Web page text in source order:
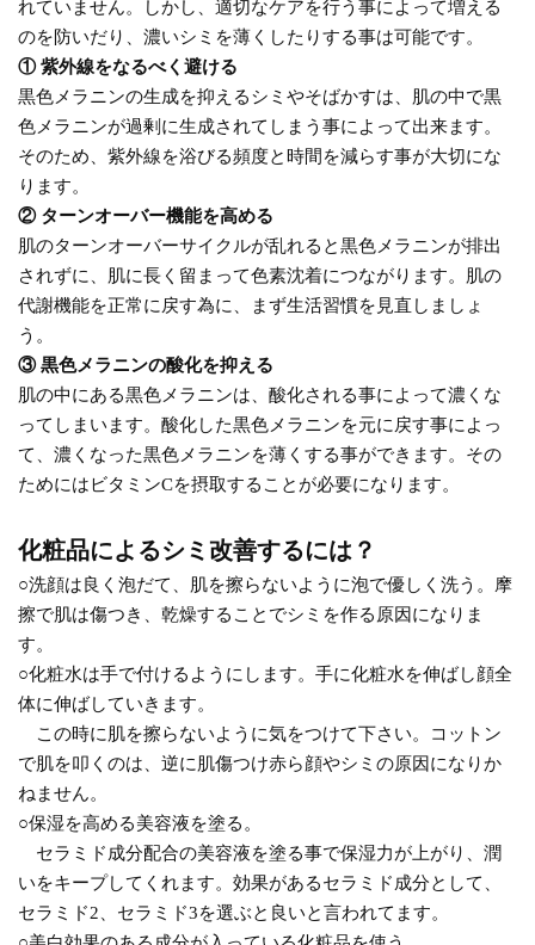
れていません。しかし、適切なケアを行う事によって増える
のを防いだり、濃いシミを薄くしたりする事は可能です。
① 紫外線をなるべく避ける
黒色メラニンの生成を抑えるシミやそばかすは、肌の中で黒
色メラニンが過剰に生成されてしまう事によって出来ます。
そのため、紫外線を浴びる頻度と時間を減らす事が大切にな
ります。
② ターンオーバー機能を高める
肌のターンオーバーサイクルが乱れると黒色メラニンが排出
されずに、肌に長く留まって色素沈着につながります。肌の
代謝機能を正常に戻す為に、まず生活習慣を見直しましょ
う。
③ 黒色メラニンの酸化を抑える
肌の中にある黒色メラニンは、酸化される事によって濃くな
ってしまいます。酸化した黒色メラニンを元に戻す事によっ
て、濃くなった黒色メラニンを薄くする事ができます。その
ためにはビタミンCを摂取することが必要になります。
化粧品によるシミ改善するには？
○洗顔は良く泡だて、肌を擦らないように泡で優しく洗う。摩
擦で肌は傷つき、乾燥することでシミを作る原因になりま
す。
○化粧水は手で付けるようにします。手に化粧水を伸ばし顔全
体に伸ばしていきます。
この時に肌を擦らないように気をつけて下さい。コットン
で肌を叩くのは、逆に肌傷つけ赤ら顔やシミの原因になりか
ねません。
○保湿を高める美容液を塗る。
セラミド成分配合の美容液を塗る事で保湿力が上がり、潤
いをキープしてくれます。効果があるセラミド成分として、
セラミド2、セラミド3を選ぶと良いと言われてます。